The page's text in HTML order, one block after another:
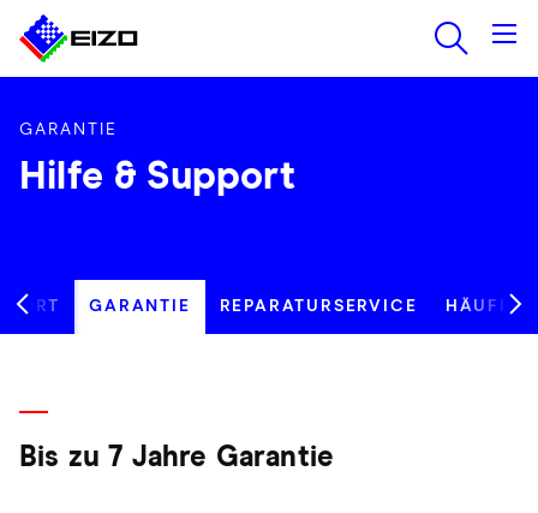
GARANTIE
Hilfe & Support
GARANTIE REPARATURSERVICE HÄUFIGE
Bis zu 7 Jahre Garantie